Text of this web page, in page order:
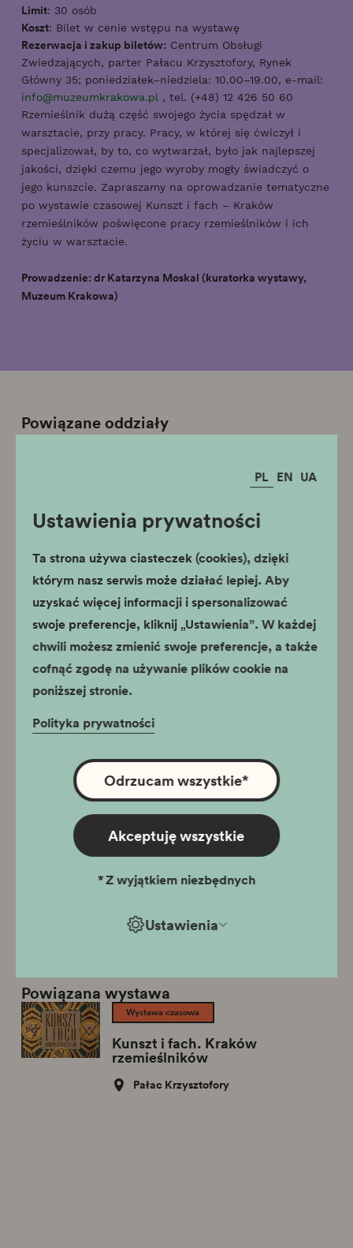
PL EN UA
Ustawienia prywatności
Ta strona używa ciasteczek (cookies), dzięki
którym nasz serwis może działać lepiej. Aby
uzyskać więcej informacji i spersonalizować
swoje preferencje, kliknij „Ustawienia”. W każdej
chwili możesz zmienić swoje preferencje, a także
cofnąć zgodę na używanie plików cookie na
poniższej stronie.
Polityka prywatności
Ustawienia
Odrzucam wszystkie*
Akceptuję wszystkie
*Z wyjątkiem niezbędnych
Limit: 30 osób
Koszt: Bilet w cenie wstępu na wystawę
Rezerwacja i zakup biletów: Centrum Obsługi
Zwiedzających, parter Pałacu Krzysztofory, Rynek
Główny 35; poniedziałek–niedziela: 10.00–19.00, e-mail:
info@muzeumkrakowa.pl , tel. (+48) 12 426 50 60
Rzemieślnik dużą część swojego życia spędzał w
warsztacie, przy pracy. Pracy, w której się ćwiczył i
specjalizował, by to, co wytwarzał, było jak najlepszej
jakości, dzięki czemu jego wyroby mogły świadczyć o
jego kunszcie. Zapraszamy na oprowadzanie tematyczne
po wystawie czasowej Kunszt i fach – Kraków
rzemieślników poświęcone pracy rzemieślników i ich
życiu w warsztacie.
Prowadzenie: dr Katarzyna Moskal (kuratorka wystawy,
Muzeum Krakowa)
Powiązane oddziały
Godziny otwarcia
Wystawa stała: wtorek - niedziela 10:00 - 18:00
Ostatnie wejście dla zwiedzających indywidualnych o godz.
31 grudnia Sylwester: wystawa stała 10:00 - 15:00, wystawa
26 grudnia Oddział czynny w godzinach 10:00 - 18:00
Lokalizacja
+(48) 12 619-23-35
Przejdź do strony oddziału
Powiązana wystawa
Wystawa czasowa
Kunszt i fach. Kraków
rzemieślników
Pałac Krzysztofory